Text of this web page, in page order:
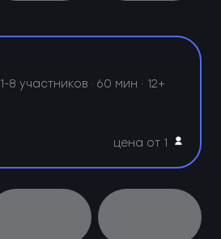
1-8 участников · 60 мин · 12+
цена от 1